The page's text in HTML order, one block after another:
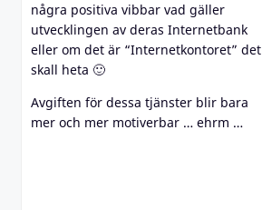
några positiva vibbar vad gäller
utvecklingen av deras Internetbank
eller om det är “Internetkontoret” det
skall heta 🙂
Avgiften för dessa tjänster blir bara
mer och mer motiverbar … ehrm …